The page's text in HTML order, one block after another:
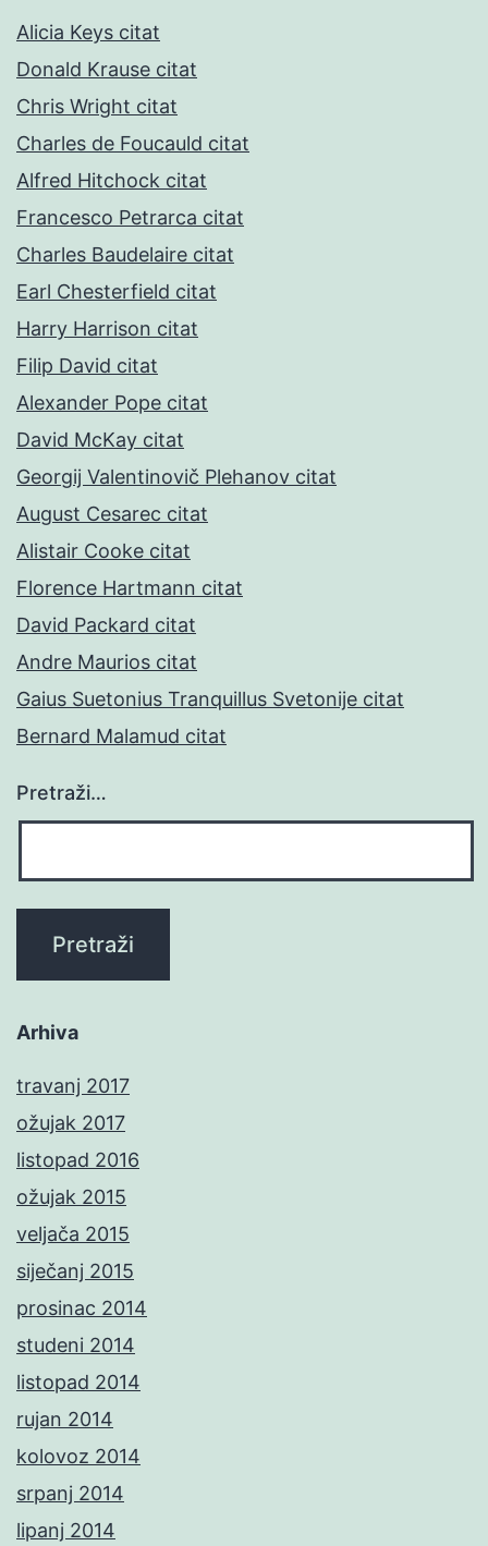
Alicia Keys citat
Donald Krause citat
Chris Wright citat
Charles de Foucauld citat
Alfred Hitchock citat
Francesco Petrarca citat
Charles Baudelaire citat
Earl Chesterfield citat
Harry Harrison citat
Filip David citat
Alexander Pope citat
David McKay citat
Georgij Valentinovič Plehanov citat
August Cesarec citat
Alistair Cooke citat
Florence Hartmann citat
David Packard citat
Andre Maurios citat
Gaius Suetonius Tranquillus Svetonije citat
Bernard Malamud citat
Pretraži…
Arhiva
travanj 2017
ožujak 2017
listopad 2016
ožujak 2015
veljača 2015
siječanj 2015
prosinac 2014
studeni 2014
listopad 2014
rujan 2014
kolovoz 2014
srpanj 2014
lipanj 2014